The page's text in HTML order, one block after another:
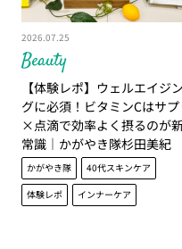
Beauty
2026.07.25
【体験レポ】ウェルエイジン
グに必須！ビタミンCはサプ
×点滴で効率よく摂るのが
常識｜かがやき隊杉田美紀
かがやき隊
40代スキンケア
体験レポ
インナーケア